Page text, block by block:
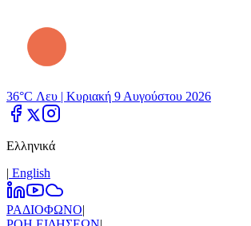
36°C Λευ | Κυριακή 9 Αυγούστου 2026
Ελληνικά
| Εnglish
ΡΑΔΙΟΦΩΝΟ|